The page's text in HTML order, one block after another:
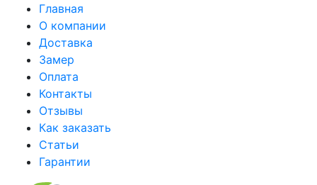
Главная
О компании
Доставка
Замер
Оплата
Контакты
Отзывы
Как заказать
Статьи
Гарантии